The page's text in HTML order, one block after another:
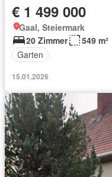
€ 1 499 000
Gaal, Steiermark
20 Zimmer
549 m²
Garten
15.01.2026